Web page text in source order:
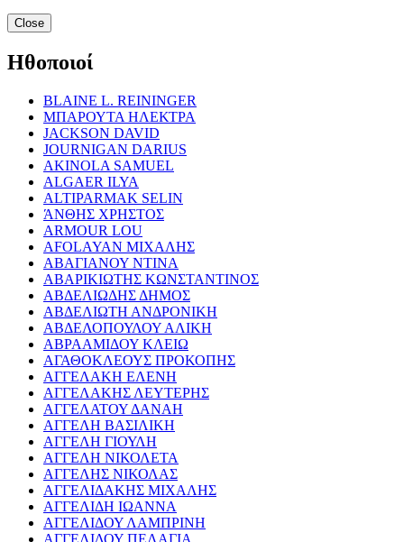
Close
Ηθοποιοί
BLAINE L. REININGER
ΜΠΑΡΟΥΤΑ ΗΛΕΚΤΡΑ
JACKSON DAVID
JOURNIGAN DARIUS
AKINOLA SAMUEL
ALGAER ILYA
ALTIPARMAK SELIN
ΆΝΘΗΣ ΧΡΗΣΤΟΣ
ARMOUR LOU
AFOLAYAN ΜΙΧΑΛΗΣ
ΑΒΑΓΙΑΝΟΥ ΝΤΙΝΑ
ΑΒΑΡΙΚΙΩΤΗΣ ΚΩΝΣΤΑΝΤΙΝΟΣ
ΑΒΔΕΛΙΩΔΗΣ ΔΗΜΟΣ
ΑΒΔΕΛΙΩΤΗ ΑΝΔΡΟΝΙΚΗ
ΑΒΔΕΛΟΠΟΥΛΟΥ ΑΛΙΚΗ
ΑΒΡΑΑΜΙΔΟΥ ΚΛΕΙΩ
ΑΓΑΘΟΚΛΕΟΥΣ ΠΡΟΚΟΠΗΣ
ΑΓΓΕΛΑΚΗ ΕΛΕΝΗ
ΑΓΓΕΛΑΚΗΣ ΛΕΥΤΕΡΗΣ
ΑΓΓΕΛΑΤΟΥ ΔΑΝΑΗ
ΑΓΓΕΛΗ ΒΑΣΙΛΙΚΗ
ΑΓΓΕΛΗ ΓΙΟΥΛΗ
ΑΓΓΕΛΗ ΝΙΚΟΛΕΤΑ
ΑΓΓΕΛΗΣ ΝΙΚΟΛΑΣ
ΑΓΓΕΛΙΔΑΚΗΣ ΜΙΧΑΛΗΣ
ΑΓΓΕΛΙΔΗ ΙΩΑΝΝΑ
ΑΓΓΕΛΙΔΟΥ ΛΑΜΠΡΙΝΗ